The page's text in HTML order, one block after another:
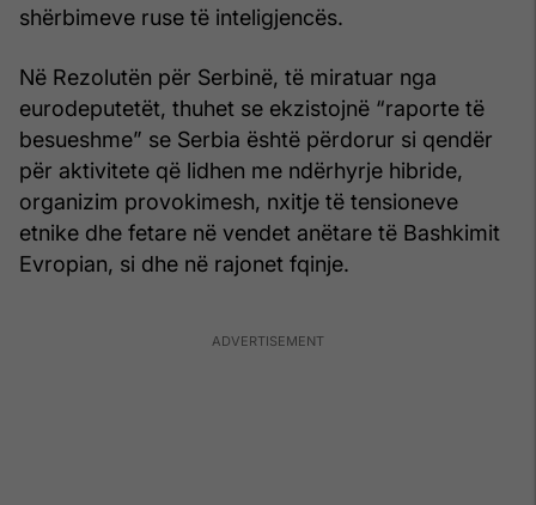
shërbimeve ruse të inteligjencës.
Në Rezolutën për Serbinë, të miratuar nga
eurodeputetët, thuhet se ekzistojnë “raporte të
besueshme” se Serbia është përdorur si qendër
për aktivitete që lidhen me ndërhyrje hibride,
organizim provokimesh, nxitje të tensioneve
etnike dhe fetare në vendet anëtare të Bashkimit
Evropian, si dhe në rajonet fqinje.